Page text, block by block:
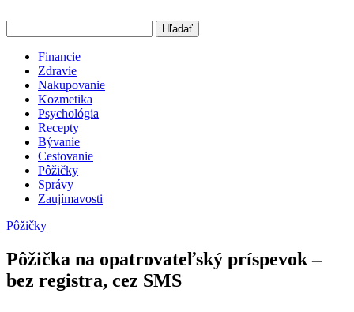
Hľadať
Financie
Zdravie
Nakupovanie
Kozmetika
Psychológia
Recepty
Bývanie
Cestovanie
Pôžičky
Správy
Zaujímavosti
Pôžičky
Pôžička na opatrovateľský príspevok –
bez registra, cez SMS